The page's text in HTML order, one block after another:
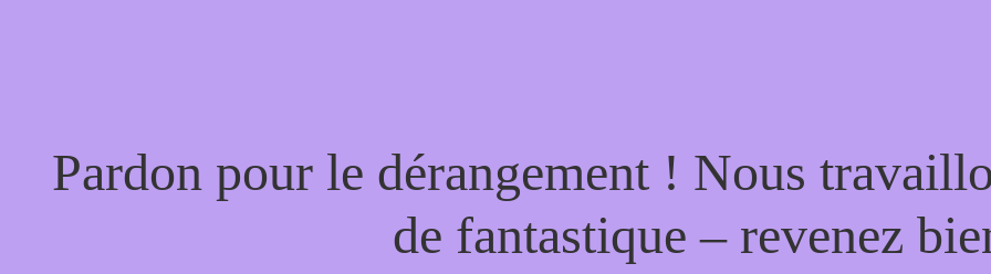
Pardon pour le dérangement ! Nous
de fantastique – revenez